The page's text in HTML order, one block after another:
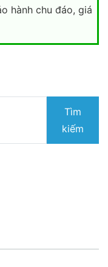
hành chu đáo, giá
Tìm
kiếm